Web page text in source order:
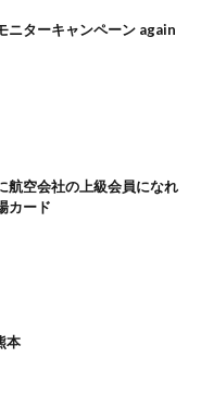
ニターキャンペーン again
航空会社の上級会員になれ
カード
本